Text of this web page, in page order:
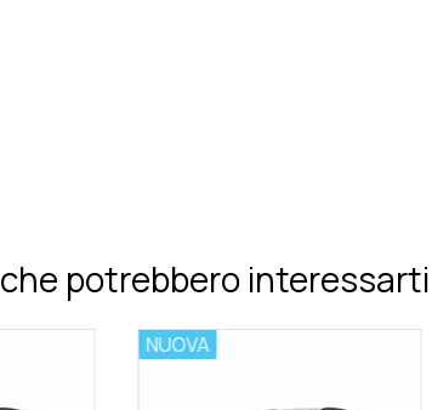
che potrebbero interessarti
NUOVA